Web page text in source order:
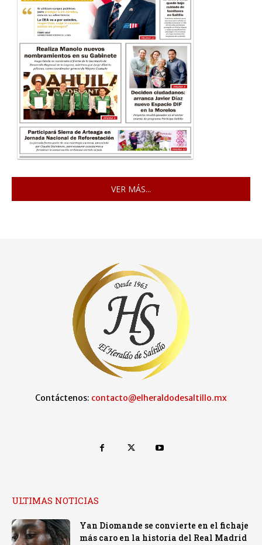
VER MÁS...
Contáctenos: contacto@elheraldodesaltillo.mx
ULTIMAS NOTICIAS
Yan Diomande se convierte en el fichaje
más caro en la historia del Real Madrid